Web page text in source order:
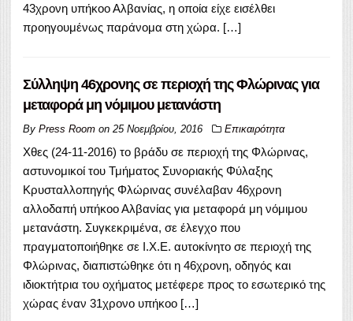
43χρονη υπήκοο Αλβανίας, η οποία είχε εισέλθει
προηγουμένως παράνομα στη χώρα. […]
Σύλληψη 46χρονης σε περιοχή της Φλώρινας για
μεταφορά μη νόμιμου μετανάστη
By Press Room on 25 Νοεμβρίου, 2016 Επικαιρότητα
Χθες (24-11-2016) το βράδυ σε περιοχή της Φλώρινας,
αστυνομικοί του Τμήματος Συνοριακής Φύλαξης
Κρυσταλλοπηγής Φλώρινας συνέλαβαν 46χρονη
αλλοδαπή υπήκοο Αλβανίας για μεταφορά μη νόμιμου
μετανάστη. Συγκεκριμένα, σε έλεγχο που
πραγματοποιήθηκε σε Ι.Χ.Ε. αυτοκίνητο σε περιοχή της
Φλώρινας, διαπιστώθηκε ότι η 46χρονη, οδηγός και
ιδιοκτήτρια του οχήματος μετέφερε προς το εσωτερικό της
χώρας έναν 31χρονο υπήκοο […]